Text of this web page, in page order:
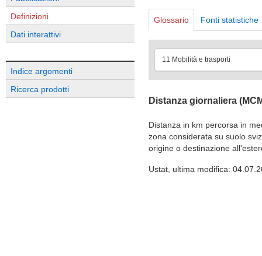
Definizioni
Dati interattivi
Indice argomenti
Ricerca prodotti
Glossario Fonti statistiche
11 Mobilità e trasporti
Distanza giornaliera
Distanza in km percorsa in
zona considerata su suolo
origine o destinazione
Ustat, ultima modifica: